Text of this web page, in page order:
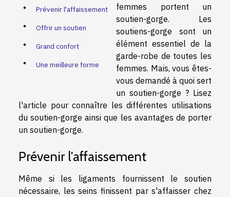
Prévenir l'affaissement
Offrir un soutien
Grand confort
Une meilleure forme
femmes portent un
soutien-gorge. Les
soutiens-gorge sont un
élément essentiel de la
garde-robe de toutes les
femmes. Mais, vous êtes-
vous demandé à quoi sert
un soutien-gorge ? Lisez
l'article pour connaître les différentes utilisations
du soutien-gorge ainsi que les avantages de porter
un soutien-gorge.
Prévenir l'affaissement
Même si les ligaments fournissent le soutien
nécessaire, les seins finissent par s'affaisser chez